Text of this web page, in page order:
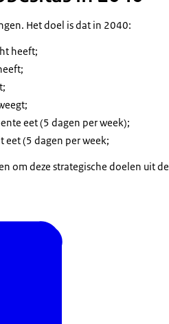
Het doel is dat in 2040:
heeft;
eet (5 dagen per week);
(5 dagen per week;
om deze strategische doelen uit de